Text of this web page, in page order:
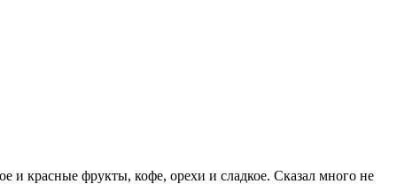
и красные фрукты, кофе, орехи и сладкое. Сказал много не